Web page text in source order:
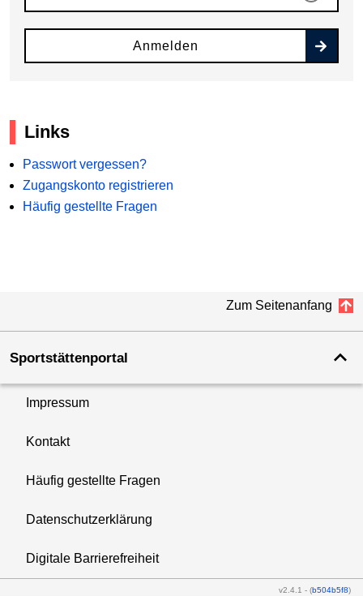
Anmelden
Links
Passwort vergessen?
Zugangskonto registrieren
Häufig gestellte Fragen
Zum Seitenanfang
v2.4.1 -(b504b5f8)
Sportstättenportal
Impressum
Kontakt
Häufig gestellte Fragen
Datenschutzerklärung
Digitale Barrierefreiheit